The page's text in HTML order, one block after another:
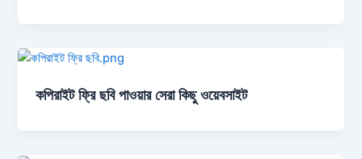
কপিরাইট ফ্রি ছবি পাওয়ার সেরা কিছু ওয়েবসাইট